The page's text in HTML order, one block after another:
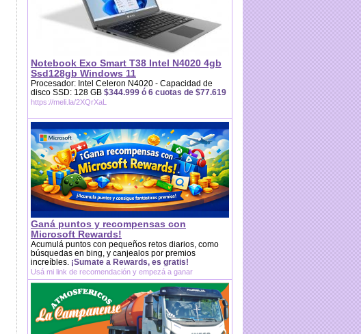
Notebook Exo Smart T38 Intel N4020 4gb
Ssd128gb Windows 11
Procesador: Intel Celeron N4020 - Capacidad de
disco SSD: 128 GB $344.999 ó 6 cuotas de $77.619
https://meli.la/2XQrXaL
Ganá puntos y recompensas con
Microsoft Rewards!
Acumulá puntos con pequeños retos diarios, como
búsquedas en bing, y canjealos por premios
increíbles. ¡Sumate a Rewards, es gratis!
Usá mi link de recomendación y empezá a ganar